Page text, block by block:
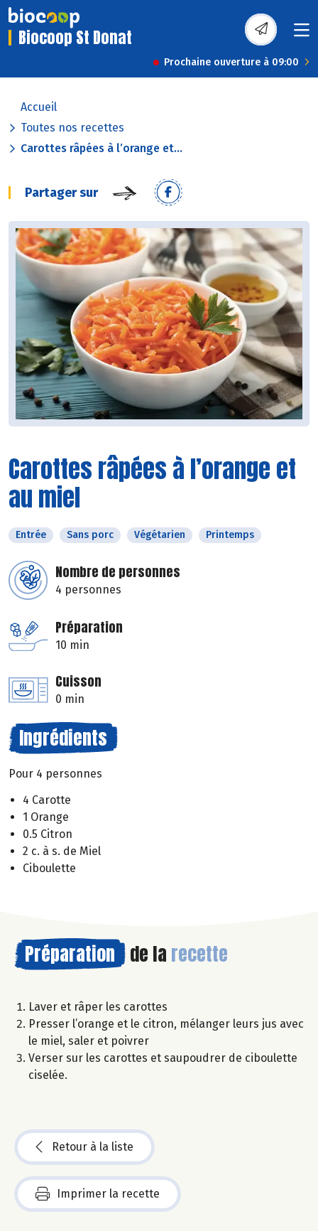
Biocoop St Donat
Prochaine ouverture à 09:00
Accueil
Toutes nos recettes
Carottes râpées à l’orange et...
Partager sur
Carottes râpées à l’orange et
au miel
Entrée Sans porc Végétarien Printemps
Nombre de personnes
4 personnes
Préparation
10 min
Cuisson
0 min
Ingrédients
Pour 4 personnes
4 Carotte
1 Orange
0.5 Citron
2 c. à s. de Miel
Ciboulette
Préparation de la recette
Laver et râper les carottes
Presser l’orange et le citron, mélanger leurs jus avec
le miel, saler et poivrer
Verser sur les carottes et saupoudrer de ciboulette
ciselée.
Retour à la liste
Imprimer la recette